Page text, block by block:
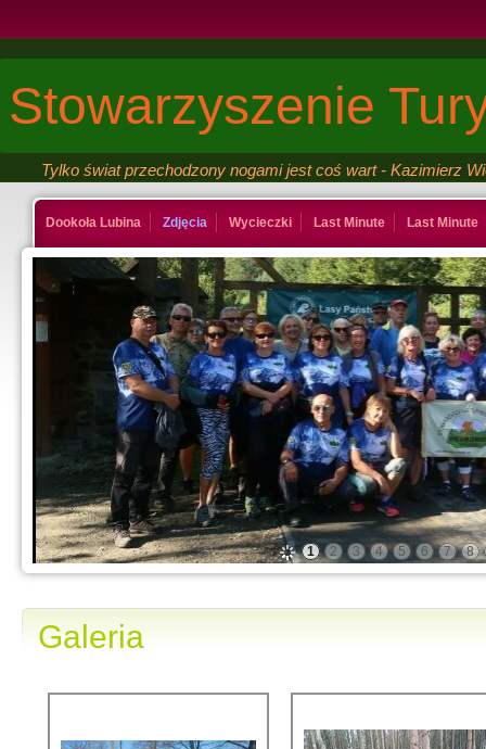
Dookoła Lubina Zdjęcia Wycieczki Last Minute Last Minute
Ksiega gosci Last Minute Last Minute Galeria
Stowarzyszenie
Tylko świat przechodzony nogami jest coś wart - Kazimierz
1 2 3 4 5 6 7 8
Galeria